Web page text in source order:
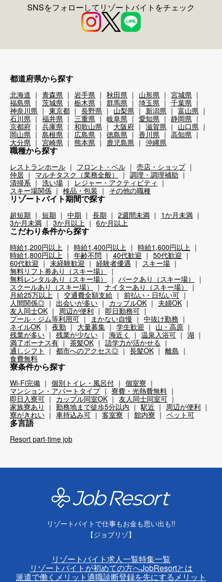
SNSをフォローしてリゾートバイトをチェック
都道府県から探す
北海道 青森県 岩手県 秋田県 山形県
宮城県
福島県
茨城県 栃木県 群馬県 埼玉県
千葉県
神奈川県
東京都 長野県 山梨県 新潟県
富山県
石川県
福井県 三重県 岐阜県 愛知県
静岡県
京都府
兵庫県 和歌山県 大阪府 滋賀県
山口県
岡山県
島根県 広島県 徳島県 香川県
高知県
大分県
宮崎県 熊本県 鹿児島県 沖縄県
職種から探す
レストランホール フロント・ベル
売店・ショップ
仲居
マルチタスク（業務全般）
調理・調理補助
清掃系
洗い場
レジャー・アクティビティ
スキー場関係
検品・包装 その他の職種
リゾートバイト期間で探す
超短期 短期 中期 長期 2週間未満
1か月未満
3か月未満
3か月以上 6か月以上
こだわり条件から探す
時給1,200円以上 時給1,400円以上
時給1,600円以上
時給1,800円以上
年齢不問 40代歓迎
50代歓迎
60代歓迎
未経験歓迎 経験者優遇
スキー場
無料リフト券あり（スキー場）
無料レンタルあり（スキー場）
パークあり（スキー場）
スクールあり（スキー場）
ナイターあり（スキー場）
月給25万以上
交通費全額支給
前払い・日払い可
人間関係◎
出会いが多い カップルOK
夫婦OK
友人同士OK
周辺が便利
即日勤務可
プール・ジム等利用可
まかない自慢
中抜け勤務
ネイルOK
夜勤 大量募集 学生歓迎
山・高原
残業が多い
残業が少ない 海近く 温泉入浴可
湖
満了ボーナス有
茶髪OK
語学力が活かせる
通しシフト
都市へのアクセス◎ 長髪OK
離島
食費無料
寮条件から探す
Wi-Fi完備 個別トイレ・風呂付
個室寮
マンション・アパートタイプ
寮費・光熱費無料
即日入寮可
カップル同室OK
友人同士同室可
家族寮あり
勤務地まで徒歩5分以内 駅近
周辺が便利
寮がきれい
車持込み可 客室寮 館内寮 ペット可
多言語
Resort part-time job
リゾートバイトで仕事もお金も思い出も!!
【ジョブリゾ】
リゾートバイト求人一覧特集一覧
リゾートバイトが初めての方へJobResortとは
派遣で働くメリット適職診断登録を先にするメリット